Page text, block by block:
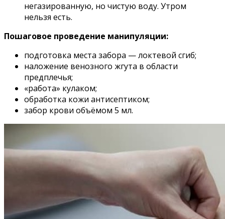
негазированную, но чистую воду. Утром
нельзя есть.
Пошаговое проведение манипуляции:
подготовка места забора — локтевой сгиб;
наложение венозного жгута в области
предплечья;
«работа» кулаком;
обработка кожи антисептиком;
забор крови объёмом 5 мл.